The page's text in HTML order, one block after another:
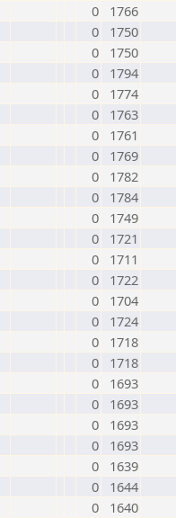
0
1766
0
1750
0
1750
0
1794
0
1774
0
1763
0
1761
0
1769
0
1782
0
1784
0
1749
0
1721
0
1711
0
1722
0
1704
0
1724
0
1718
0
1718
0
1693
0
1693
0
1693
0
1693
0
1639
0
1644
0
1640